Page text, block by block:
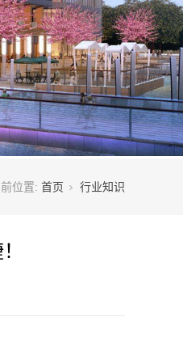
位置: 首页 行业知识